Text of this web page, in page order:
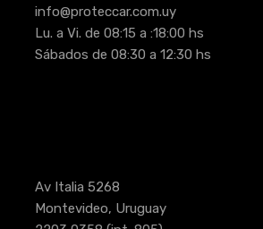
info@proteccar.com.uy
Lu. a Vi. de 08:15 a :18:00 hs
Sábados de 08:30 a 12:30 hs
Av Italia 5268
Montevideo, Uruguay